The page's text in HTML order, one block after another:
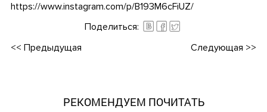
https://www.instagram.com/p/B193M6cFiUZ/
Поделиться:
<< Предыдущая Следующая >>
РЕКОМЕНДУЕМ ПОЧИТАТЬ